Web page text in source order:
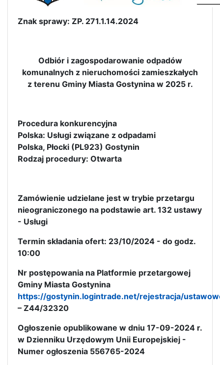
Znak sprawy: ZP. 271.1.14.2024
Odbiór i zagospodarowanie odpadów
komunalnych z nieruchomości zamieszkałych
z terenu Gminy Miasta Gostynina w 2025 r.
Procedura konkurencyjna
Polska: Usługi związane z odpadami
Polska, Płocki (PL923) Gostynin
Rodzaj procedury: Otwarta
Zamówienie udzielane jest w trybie przetargu
nieograniczonego na podstawie art. 132 ustawy
- Usługi
Termin składania ofert: 23/10/2024 - do godz.
10:00
Nr postępowania na Platformie przetargowej
Gminy Miasta Gostynina
https://gostynin.logintrade.net/rejestracja/
– Z44/32320
Ogłoszenie opublikowane w dniu 17-09-2024 r.
w Dzienniku Urzędowym Unii Europejskiej -
Numer ogłoszenia 556765-2024